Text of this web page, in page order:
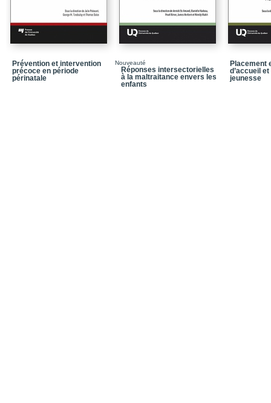
Prévention et intervention
précoce en période
périnatale
Nouveauté
Réponses intersectorielles
à la maltraitance envers les
enfants
Placement
d’accueil
jeunesse